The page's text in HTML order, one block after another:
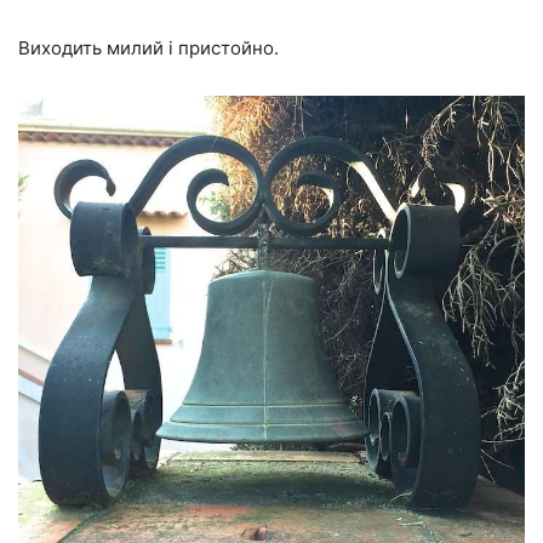
Виходить милий і пристойно.